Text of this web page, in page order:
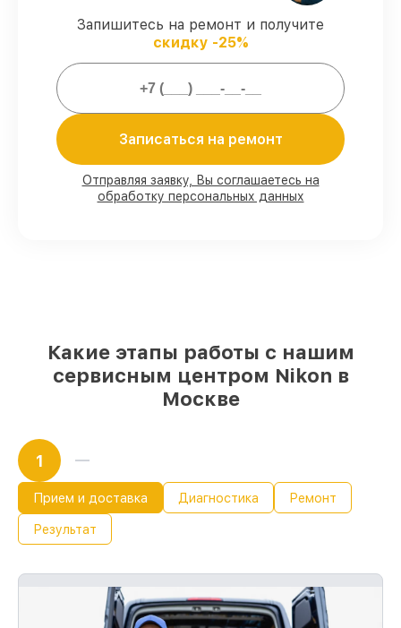
Мы гарантируем:
80%работ в вашем присутствии
комплектующих для фотоаппаратов
имеются в наличии или быстро
поставляются
Качественные реплики и
оригинальные детали по вашему
Запишитесь на ремонт и получите
скидку -25%
Записаться на ремонт
Отправляя заявку, Вы соглашаетесь на
обработку персональных данных
Какие этапы работы с нашим
сервисным центром Nikon в
Москве
1
Прием и доставка Диагностика Ремонт
Результат